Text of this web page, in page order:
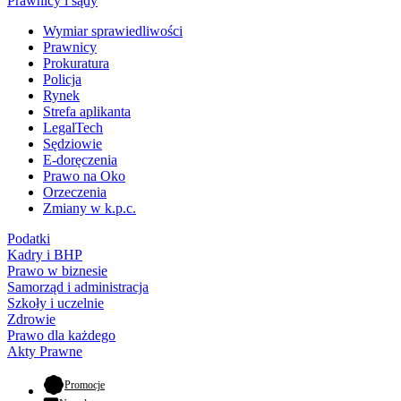
Wymiar sprawiedliwości
Prawnicy
Prokuratura
Policja
Rynek
Strefa aplikanta
LegalTech
Sędziowie
E-doręczenia
Prawo na Oko
Orzeczenia
Zmiany w k.p.c.
Podatki
Kadry i BHP
Prawo w biznesie
Samorząd i administracja
Szkoły i uczelnie
Zdrowie
Prawo dla każdego
Akty Prawne
Promocje- otwiera się w nowej karcie